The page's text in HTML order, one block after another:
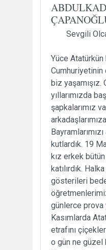
Sevgili
Yüce
Cumhuriyetinin
biz yaşamışız.
yıllarımızda
şapkalarımız
kutlardık. 19
kız erkek
katılırdık.
gösterileri
günlerce prova
Kasımlarda
etrafını
o gün ne güzel